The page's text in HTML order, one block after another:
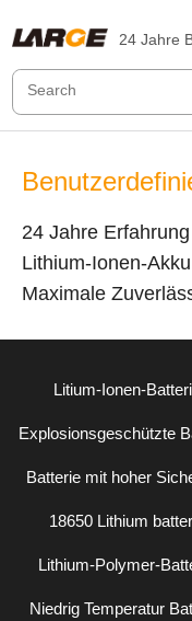
24 Jahre
24 Jahre
Lithium-Ionen-Akku
Maximale
Litium-Ionen-
Explosionsgeschützte
Batterie mit hoher
18650 Lithium
Lithium-Polymer-
Niedrig Temperatur